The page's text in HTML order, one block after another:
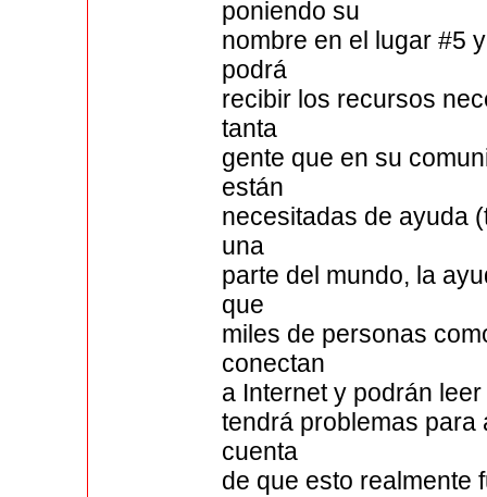
poniendo su
nombre en el lugar #5
podrá
recibir los recursos
tanta
gente que en su
están
necesitadas de ayuda
una
parte del mundo, la
que
miles de personas
conectan
a Internet y podrán
tendrá problemas
cuenta
de que esto realmente